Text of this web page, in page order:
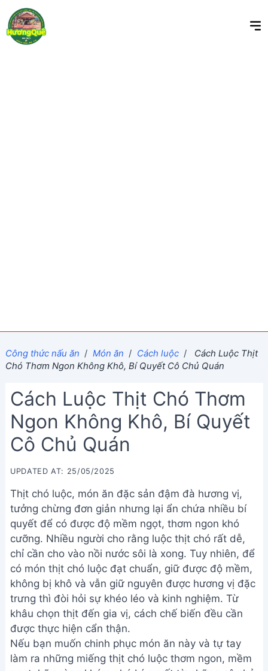
Công thức nấu ăn / Món ăn / Cách luộc /
Cách Luộc Thịt
Chó Thơm Ngon Không Khô, Bí Quyết Cô Chủ Quán
Cách Luộc Thịt Chó Thơm
Ngon Không Khô, Bí Quyết
Cô Chủ Quán
UPDATED AT: 25/05/2025
Thịt chó luộc, món ăn đặc sản đậm đà hương vị,
tưởng chừng đơn giản nhưng lại ẩn chứa nhiều bí
quyết để có được độ mềm ngọt, thơm ngon khó
cưỡng. Nhiều người cho rằng luộc thịt chó rất dễ,
chỉ cần cho vào nồi nước sôi là xong. Tuy nhiên, để
có món thịt chó luộc đạt chuẩn, giữ được độ mềm,
không bị khô và vẫn giữ nguyên được hương vị đặc
trưng thì đòi hỏi sự khéo léo và kinh nghiệm. Từ
khâu chọn thịt đến gia vị, cách chế biến đều cần
được thực hiện cẩn thận.
Nếu bạn muốn chinh phục món ăn này và tự tay
làm ra những miếng thịt chó luộc thơm ngon, mềm